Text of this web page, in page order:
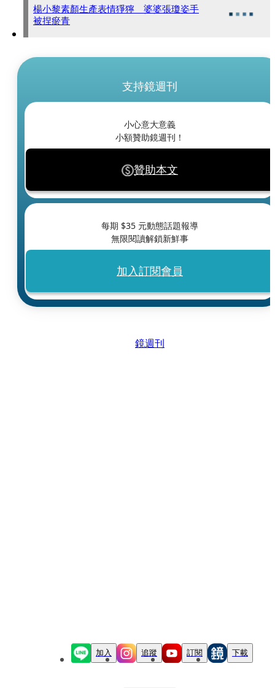
楊小黎素顏生產表情猙獰 婆婆張瓊姿手
被捏瘀青
支持鏡週刊
小心意大意義
小額贊助鏡週刊！
贊助本文
每期 $35 元動態話題報導
無限閱讀解鎖新鮮事
加入訂閱會員
鏡週刊
加入 追蹤 訂閱 下載